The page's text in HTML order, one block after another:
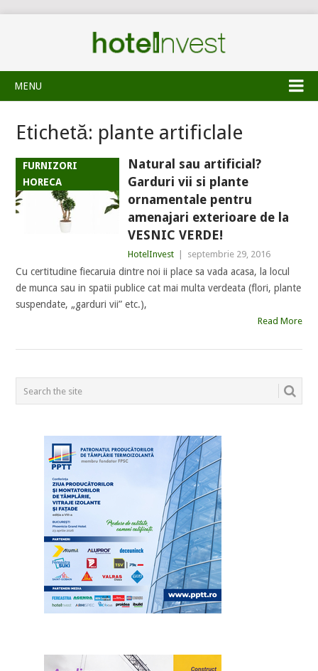
MENU
Etichetă: plante artificlale
FURNIZORI
HORECA
Natural sau artificial?
Garduri vii si plante
ornamentale pentru
amenajari exterioare de la
VESNIC VERDE!
HotelInvest septembrie 29, 2016
Cu certitudine fiecaruia dintre noi ii place sa vada acasa, la locul
de munca sau in spatii publice cat mai multa verdeata (flori, plante
suspendate, „garduri vii” etc.),
Read More
POSTS
NAVIGATION